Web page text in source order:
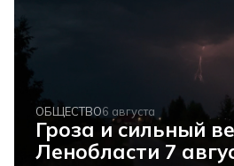
ОБЩЕСТВО6 августа
Гроза и сильный
Ленобласти 7